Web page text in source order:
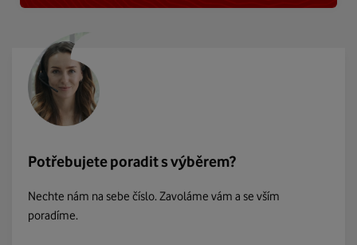
Potřebujete poradit s výběrem?
Nechte nám na sebe číslo. Zavoláme vám a se vším
poradíme.